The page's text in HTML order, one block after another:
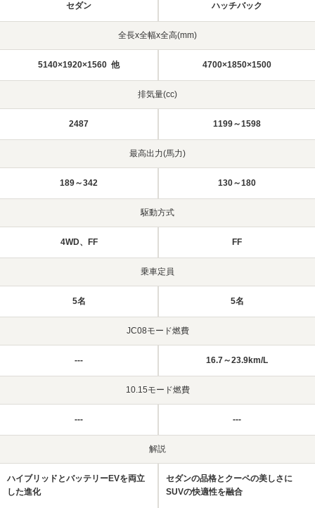
セダン ハッチバック
全長x全幅x全高(mm)
5140×1920×1560 他 4700×1850×1500
排気量(cc)
2487 1199～1598
最高出力(馬力)
189～342 130～180
駆動方式
4WD、FF FF
乗車定員
5名 5名
JC08モード燃費
--- 16.7～23.9km/L
10.15モード燃費
--- ---
解説
ハイブリッドとバッテリーEVを両立
した進化
セダンの品格とクーペの美しさに
SUVの快適性を融合